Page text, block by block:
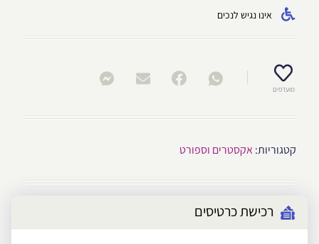
אינו נגיש לנכים
מועדפים
קטגוריות:אקסטרים וספורט
רכישת כרטיסים